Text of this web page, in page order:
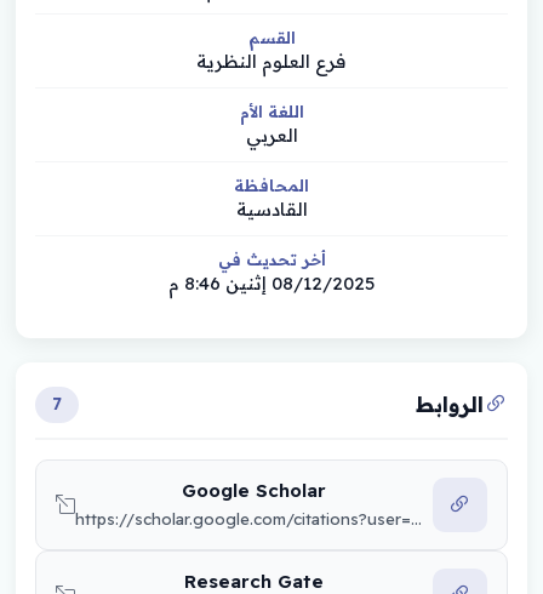
القسم
فرع العلوم النظرية
اللغة الأم
العربي
المحافظة
القادسية
أخر تحديث في
08/12/2025 إثنين 8:46 م
الروابط 7
Google Scholar
https://scholar.google.com/citations?user=QE5KUFEAAAAJ&hl=ar&authuser=2
Research Gate